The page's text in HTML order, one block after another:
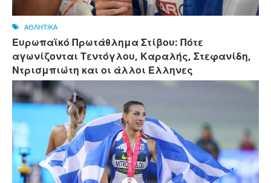
ΑΘΛΗΤΙΚΑ
Ευρωπαϊκό Πρωτάθλημα Στίβου: Πότε
αγωνίζονται Τεντόγλου, Καραλής, Στεφανίδη,
Ντρισμπιώτη και οι άλλοι Ελληνες